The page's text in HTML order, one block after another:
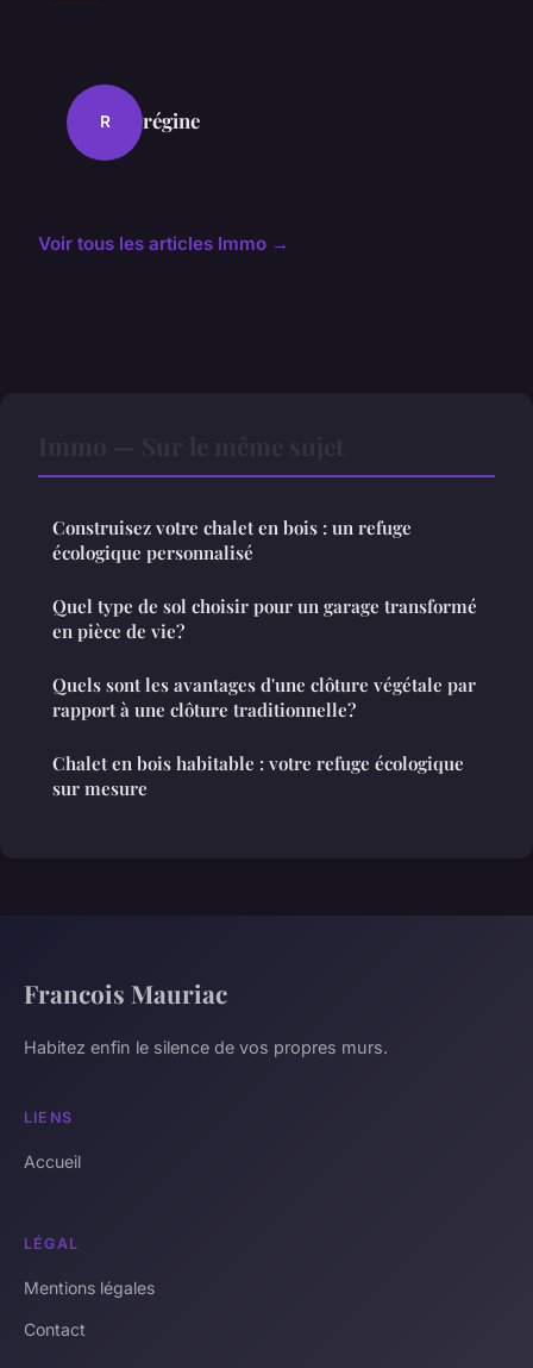
R régine
Voir tous les articles Immo →
Construisez votre chalet en bois : un refuge
écologique personnalisé
Quel type de sol choisir pour un garage transformé
en pièce de vie?
Quels sont les avantages d'une clôture végétale par
rapport à une clôture traditionnelle?
Chalet en bois habitable : votre refuge écologique
sur mesure
Francois Mauriac
Habitez enfin le silence de vos propres murs.
LIENS
Accueil
LÉGAL
Mentions légales
Contact